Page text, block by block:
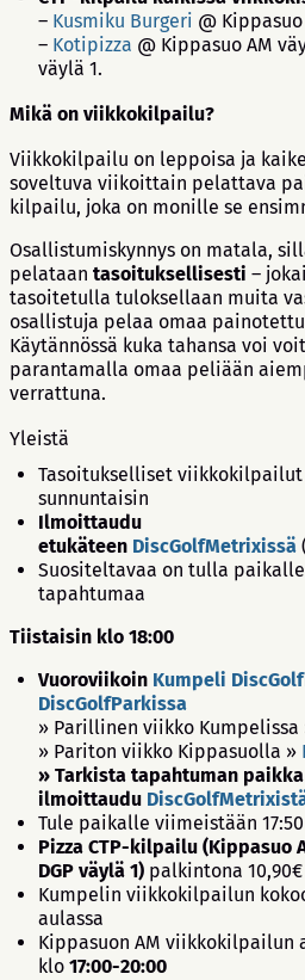
– Kusmiku Burgeri @ Kippasuo
– Kotipizza @ Kippasuo AM
väylä 1.
Mikä on viikkokilpailu?
Viikkokilpailu on leppoisa ja
soveltuva viikoittain pelattava
kilpailu, joka on monille se
Osallistumiskynnys on matala,
pelataan tasoituksellisesti –
tasoitetulla tuloksellaan muita
osallistuja pelaa omaa
Käytännössä kuka tahansa voi
parantamalla omaa peliään
verrattuna.
Yleistä
Tasoitukselliset
sunnuntaisin
Ilmoittaudu
etukäteen DiscGolfMetrixissä
Suositeltavaa on tulla
tapahtumaa
Tiistaisin klo 18:00
Vuoroviikoin Kumpeli
DiscGolfParkissa
» Parillinen viikko Kumpelissa
» Pariton viikko Kippasuolla »
» Tarkista tapahtuman
ilmoittaudu
Tule paikalle viimeistään 17:50
Pizza CTP-kilpailu (Kippasuo
DGP väylä 1) palkintona
Kumpelin viikkokilpailun
aulassa
Kippasuon AM viikkokilpailun
klo 17:00-20:00